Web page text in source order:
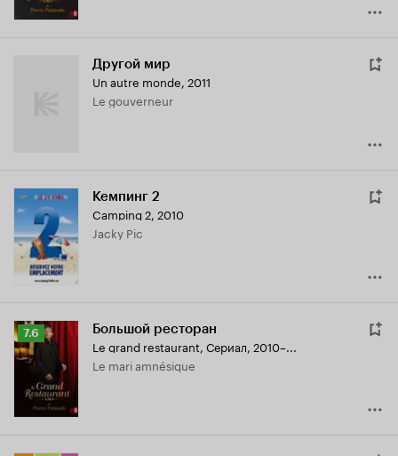
Другой мир
Un autre monde, 2011
Le gouverneur
Кемпинг 2
Camping 2, 2010
Jacky Pic
Рейтинг
Кинопоиска
7.6
7.6 Большой ресторан
Le grand restaurant, Сериал, 2010–...
Le mari amnésique